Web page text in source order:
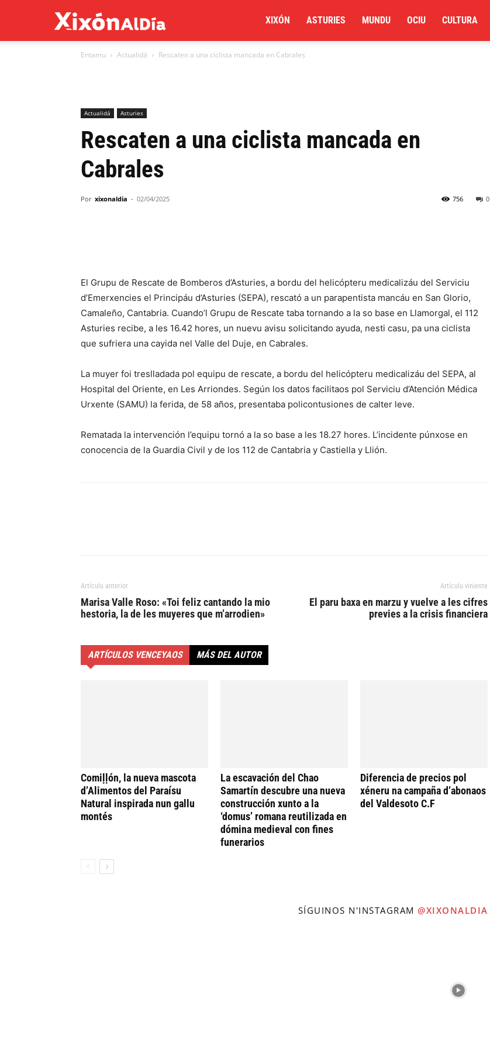
al
XIXÓN ASTURIES MUNDU OCIU CULTURA
Entamu Actualidá Rescaten a una ciclista mancada en Cabrales
Actualidá Asturies
Rescaten a una ciclista mancada en
Cabrales
Por xixonaldia - 02/04/2025 0
756
El Grupu de Rescate de Bomberos d’Asturies, a bordu del helicópteru medicalizáu del Serviciu
d’Emerxencies el Principáu d’Asturies (SEPA), rescató a un parapentista mancáu en San Glorio,
Camaleño, Cantabria. Cuando’l Grupu de Rescate taba tornando a la so base en Llamorgal, el 112
Asturies recibe, a les 16.42 hores, un nuevu avisu solicitando ayuda, nesti casu, pa una ciclista
que sufriera una cayida nel Valle del Duje, en Cabrales.
La muyer foi treslladada pol equipu de rescate, a bordu del helicópteru medicalizáu del SEPA, al
Hospital del Oriente, en Les Arriondes. Según los datos facilitaos pol Serviciu d’Atención Médica
Urxente (SAMU) la ferida, de 58 años, presentaba policontusiones de calter leve.
Rematada la intervención l’equipu tornó a la so base a les 18.27 hores. L’incidente púnxose en
conocencia de la Guardia Civil y de los 112 de Cantabria y Castiella y Llión.
Artículu anterior
Marisa Valle Roso: «Toi feliz cantando la mio
hestoria, la de les muyeres que m’arrodien»
Artículu viniente
El paru baxa en marzu y vuelve a les cifres
previes a la crisis financiera
ARTÍCULOS VENCEYAOS MÁS DEL AUTOR
Comiḷḷón, la nueva mascota
d’Alimentos del Paraísu
Natural inspirada nun gallu
montés
La escavación del Chao
Samartín descubre una nueva
construcción xunto a la
‘domus’ romana reutilizada en
dómina medieval con fines
funerarios
Diferencia de precios pol
xéneru na campaña d’abonaos
del Valdesoto C.F
SÍGUINOS N'INSTAGRAM @XIXONALDIA